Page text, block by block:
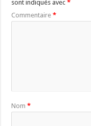
sont indiqués avec*
Commentaire*
Nom*